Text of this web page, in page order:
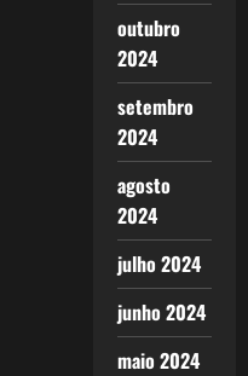
outubro
2024
setembro
2024
agosto
2024
julho 2024
junho 2024
maio 2024